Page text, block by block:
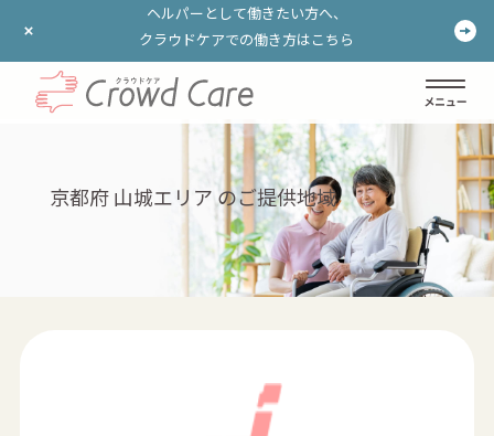
ヘルパーとして働きたい方へ、
クラウドケアでの働き方はこちら
ヘルパーとして働きたい方へ、
クラウドケアでの働き方はこちら
京都府 山城エリア のご提供地域